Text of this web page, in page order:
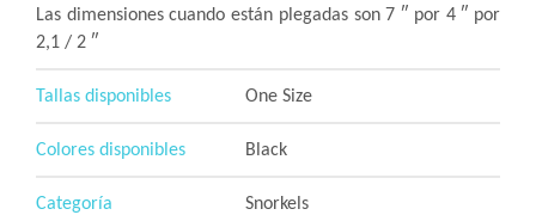
Las dimensiones cuando están plegadas son 7 ″ por 4 ″ por
2,1 / 2 ″
Tallas disponibles One Size
Colores disponibles Black
Categoría Snorkels